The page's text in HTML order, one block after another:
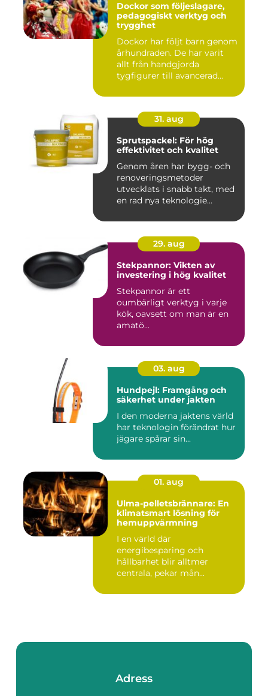
Dockor som följeslagare,
pedagogiskt verktyg och
trygghet
Dockor har följt barn genom
århundraden. De har varit
allt från handgjorda
tygfigurer till avancerad...
31. aug
Sprutspackel: För hög
effektivitet och kvalitet
Genom åren har bygg- och
renoveringsmetoder
utvecklats i snabb takt, med
en rad nya teknologie...
29. aug
Stekpannor: Vikten av
investering i hög kvalitet
Stekpannor är ett
oumbärligt verktyg i varje
kök, oavsett om man är en
amatö...
03. aug
Hundpejl: Framgång och
säkerhet under jakten
I den moderna jaktens värld
har teknologin förändrat hur
jägare spårar sin...
01. aug
Ulma-pelletsbrännare: En
klimatsmart lösning för
hemuppvärmning
I en värld där
energibesparing och
hållbarhet blir alltmer
centrala, pekar mån...
Adress